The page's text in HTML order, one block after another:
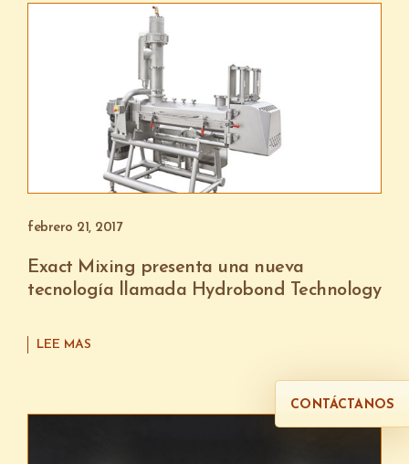
febrero 21, 2017
Exact Mixing presenta una nueva
tecnología llamada Hydrobond Technology
LEE MAS
CONTÁCTANOS